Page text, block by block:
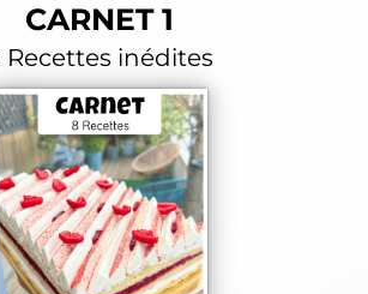
CARNET 1
Recettes inédites